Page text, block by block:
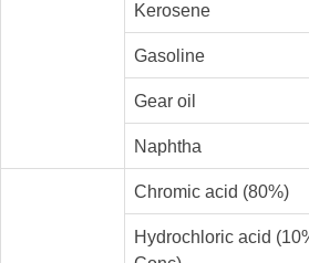
Kerosene
Gasoline
Gear oil
Naphtha
Chromic acid (80%)
Hydrochloric acid